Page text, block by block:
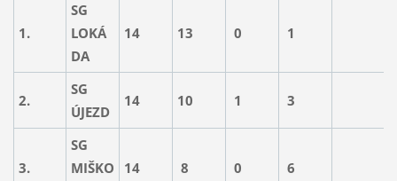
1.
SG
LOKÁ
DA
14 13 0 1
2.
SG
ÚJEZD
14 10 1 3
3.
SG
MIŠKO
14 8 0 6